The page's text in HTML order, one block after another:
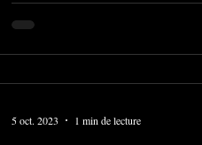
5 oct. 2023 1 min de lecture